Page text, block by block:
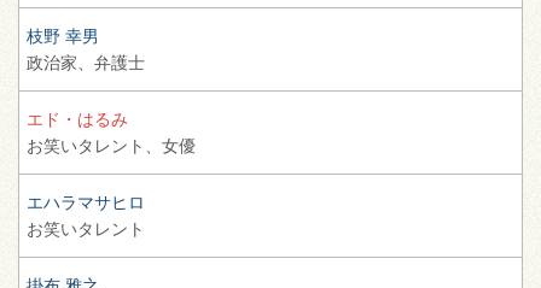
枝野 幸男
政治家、 弁護士
エド・はるみ
お笑いタレント、 女優
エハラマサヒロ
お笑いタレント